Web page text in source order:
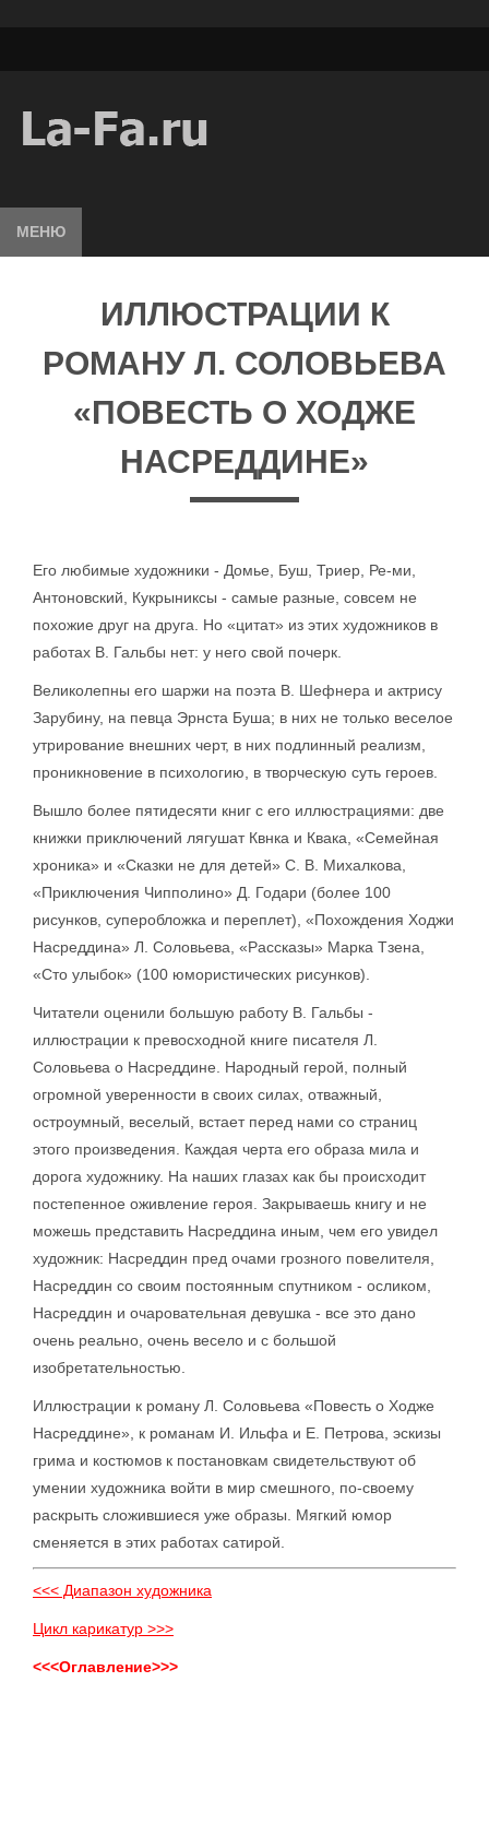
МЕНЮ
ИЛЛЮСТРАЦИИ К
РОМАНУ Л. СОЛОВЬЕВА
«ПОВЕСТЬ О ХОДЖЕ
НАСРЕДДИНЕ»
Его любимые художники - Домье, Буш, Триер, Ре-ми,
Антоновский, Кукрыниксы - самые разные, совсем не
похожие друг на друга. Но «цитат» из этих художников в
работах В. Гальбы нет: у него свой почерк.
Великолепны его шаржи на поэта В. Шефнера и актрису
Зарубину, на певца Эрнста Буша; в них не только веселое
утрирование внешних черт, в них подлинный реализм,
проникновение в психологию, в творческую суть героев.
Вышло более пятидесяти книг с его иллюстрациями: две
книжки приключений лягушат Квнка и Квака, «Семейная
хроника» и «Сказки не для детей» С. В. Михалкова,
«Приключения Чипполино» Д. Годари (более 100
рисунков, суперобложка и переплет), «Похождения Ходжи
Насреддина» Л. Соловьева, «Рассказы» Марка Тзена,
«Сто улыбок» (100 юмористических рисунков).
Читатели оценили большую работу В. Гальбы -
иллюстрации к превосходной книге писателя Л.
Соловьева о Насреддине. Народный герой, полный
огромной уверенности в своих силах, отважный,
остроумный, веселый, встает перед нами со страниц
этого произведения. Каждая черта его образа мила и
дорога художнику. На наших глазах как бы происходит
постепенное оживление героя. Закрываешь книгу и не
можешь представить Насреддина иным, чем его увидел
художник: Насреддин пред очами грозного повелителя,
Насреддин со своим постоянным спутником - осликом,
Насреддин и очаровательная девушка - все это дано
очень реально, очень весело и с большой
изобретательностью.
Иллюстрации к роману Л. Соловьева «Повесть о Ходже
Насреддине», к романам И. Ильфа и Е. Петрова, эскизы
грима и костюмов к постановкам свидетельствуют об
умении художника войти в мир смешного, по-своему
раскрыть сложившиеся уже образы. Мягкий юмор
сменяется в этих работах сатирой.
<<< Диапазон художника
Цикл карикатур >>>
<<<Оглавление>>>